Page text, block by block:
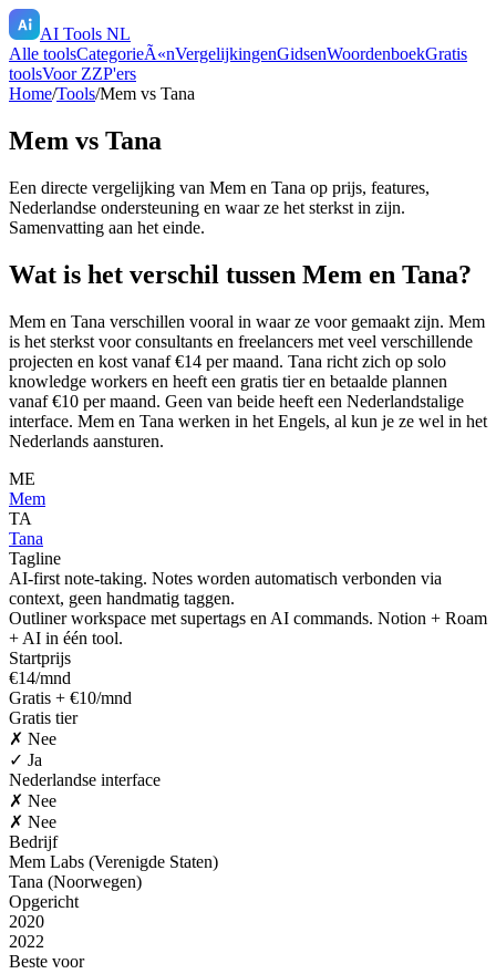
AI Tools NL
Alle toolsCategorieÃ«nVergelijkingenGidsenWoordenboekGratis
toolsVoor ZZP'ers
Home/Tools/Mem vs Tana
Mem vs Tana
Een directe vergelijking van Mem en Tana op prijs, features,
Nederlandse ondersteuning en waar ze het sterkst in zijn.
Samenvatting aan het einde.
Wat is het verschil tussen Mem en Tana?
Mem en Tana verschillen vooral in waar ze voor gemaakt zijn. Mem
is het sterkst voor consultants en freelancers met veel verschillende
projecten en kost vanaf €14 per maand. Tana richt zich op solo
knowledge workers en heeft een gratis tier en betaalde plannen
vanaf €10 per maand. Geen van beide heeft een Nederlandstalige
interface. Mem en Tana werken in het Engels, al kun je ze wel in het
Nederlands aansturen.
ME
Mem
TA
Tana
Tagline
AI-first note-taking. Notes worden automatisch verbonden via
context, geen handmatig taggen.
Outliner workspace met supertags en AI commands. Notion + Roam
+ AI in één tool.
Startprijs
€14/mnd
Gratis + €10/mnd
Gratis tier
✗ Nee
✓ Ja
Nederlandse interface
✗ Nee
✗ Nee
Bedrijf
Mem Labs (Verenigde Staten)
Tana (Noorwegen)
Opgericht
2020
2022
Beste voor